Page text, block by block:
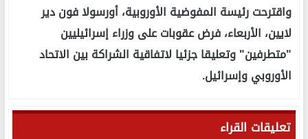
واقترحت رئيسة المفوضية الأوروبية، أورسولا فون دير
لايين، الأربعاء، فرض عقوبات على وزراء إسرائيليين
"متطرفين" وتعليقا جزئيا لاتفاقية الشراكة بين الاتحاد
الأوروبي وإسرائيل.
تعليقات القراء